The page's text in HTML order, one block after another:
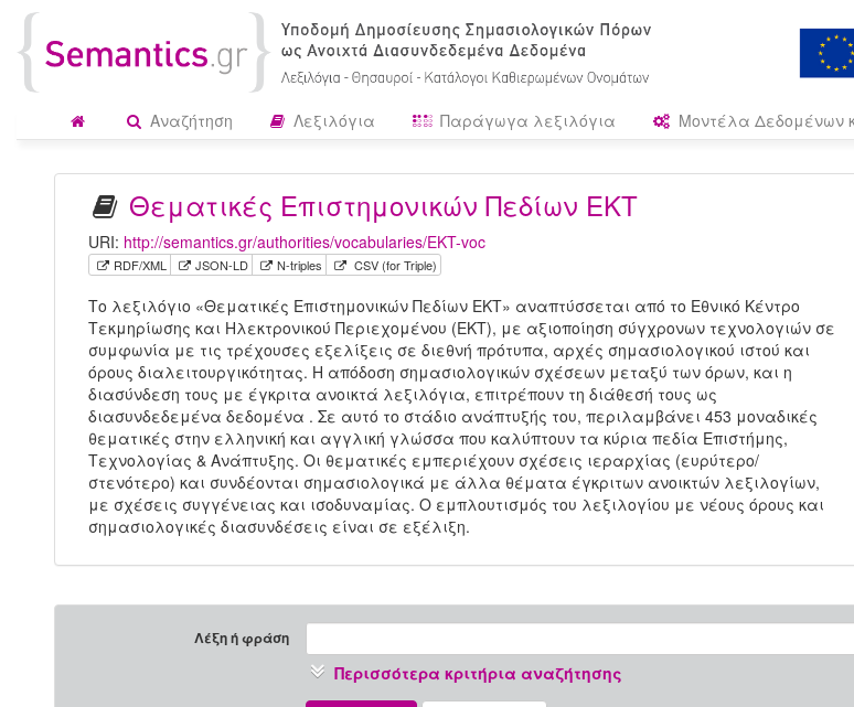
Αναζήτηση Λεξιλόγια Παράγωγα λεξιλόγια Μοντέλα Δεδομένων
Θεματικές Επιστημονικών Πεδίων ΕΚΤ
URI: http://semantics.gr/authorities/vocabularies/EKT-voc
RDF/XML JSON-LD N-triples CSV (for Triple)
Το λεξιλόγιο «Θεματικές Επιστημονικών Πεδίων ΕΚΤ» αναπτύσσεται από το Εθνικό Κέντρο
Τεκμηρίωσης και Ηλεκτρονικού Περιεχομένου (ΕΚΤ), με αξιοποίηση σύγχρονων τεχνολογιών σε
συμφωνία με τις τρέχουσες εξελίξεις σε διεθνή πρότυπα, αρχές σημασιολογικού ιστού και
όρους διαλειτουργικότητας. Η απόδοση σημασιολογικών σχέσεων μεταξύ των όρων, και η
διασύνδεση τους με έγκριτα ανοικτά λεξιλόγια, επιτρέπουν τη διάθεσή τους ως
διασυνδεδεμένα δεδομένα . Σε αυτό το στάδιο ανάπτυξής του, περιλαμβάνει 453 μοναδικές
θεματικές στην ελληνική και αγγλική γλώσσα που καλύπτουν τα κύρια πεδία Επιστήμης,
Τεχνολογίας & Ανάπτυξης. Οι θεματικές εμπεριέχουν σχέσεις ιεραρχίας (ευρύτερο/
στενότερο) και συνδέονται σημασιολογικά με άλλα θέματα έγκριτων ανοικτών λεξιλογίων,
με σχέσεις συγγένειας και ισοδυναμίας. Ο εμπλουτισμός του λεξιλογίου με νέους όρους και
σημασιολογικές διασυνδέσεις είναι σε εξέλιξη.
Λέξη ή φράση
Περισσότερα κριτήρια αναζήτησης